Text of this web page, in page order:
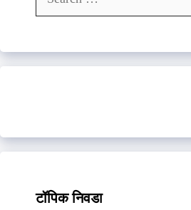
for:
टॉपिक निवडा